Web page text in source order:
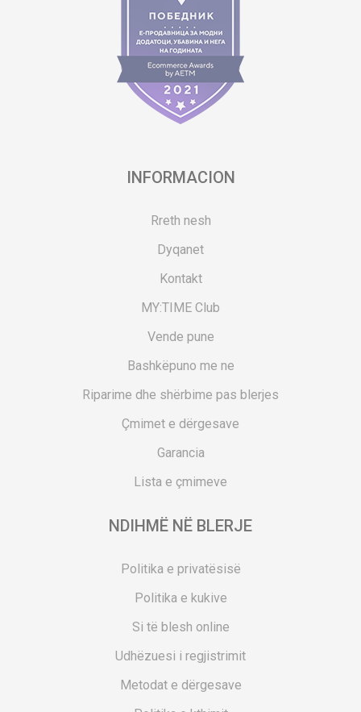
INFORMACION
Rreth nesh
Dyqanet
Kontakt
MY:TIME Club
Vende pune
Bashkëpuno me ne
Riparime dhe shërbime pas blerjes
Çmimet e dërgesave
Garancia
Lista e çmimeve
NDIHMË NË BLERJE
Politika e privatësisë
Politika e kukive
Si të blesh online
Udhëzuesi i regjistrimit
Metodat e dërgesave